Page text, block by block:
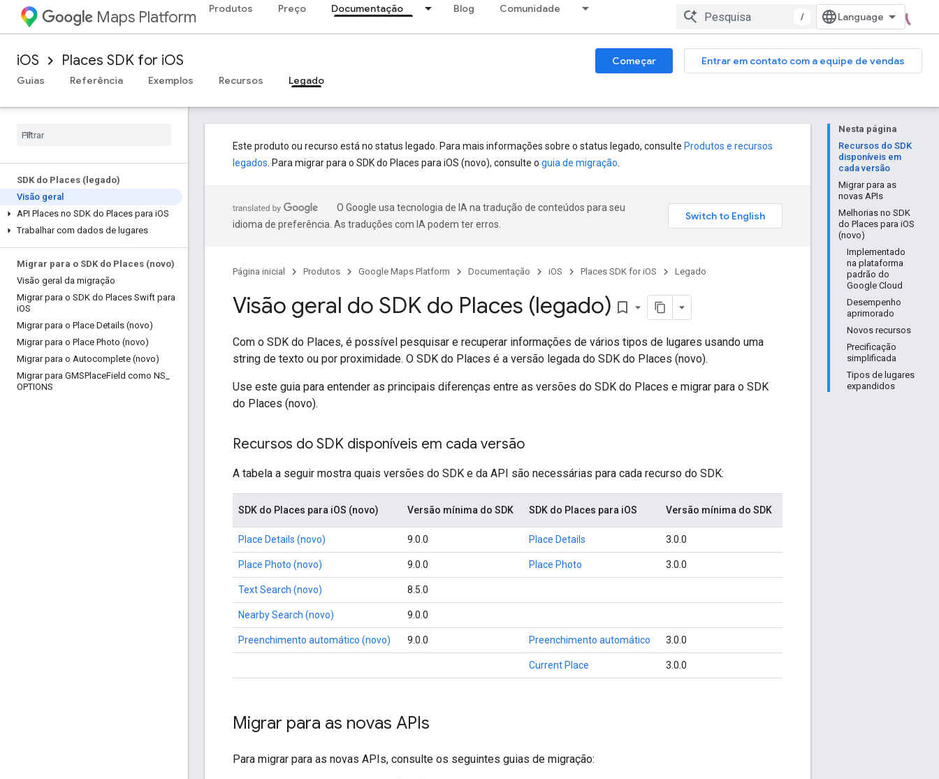
Maps Platform Produtos Preço Documentação Blog Comunidade
/
iOS Places SDK for iOS Começar
Entrar em contato com a equipe de vendas
Guias
Referência Exemplos Recursos Legado
SDK do Places (legado)
Visão geral
API Places no SDK do Places para iOS
Trabalhar com dados de lugares
Migrar para o SDK do Places (novo)
Visão geral da migração
Migrar para o SDK do Places Swift para
iOS
Migrar para o Place Details (novo)
Migrar para o Place Photo (novo)
Migrar para o Autocomplete (novo)
Migrar para GMSPlaceField como NS
OPTIONS
Nesta página
Recursos do SDK
disponíveis em
cada versão
Migrar para as
novas APIs
Melhorias no SDK
do Places para iOS
(novo)
Implementado
na plataforma
padrão do
Google Cloud
Desempenho
aprimorado
Novos recursos
Precificação
simplificada
Tipos de lugares
expandidos
Este produto ou recurso está no status legado. Para mais informações sobre o status legado, consulte Produtos e recursos
legados . Para migrar para o SDK do Places para iOS (novo), consulte o guia de migração
O Google usa tecnologia de IA na tradução de conteúdos para seu
idioma de preferência. As traduções com IA podem ter erros.
Página inicial Produtos Google Maps Platform Documentação iOS Places SDK for iOS Legado
Visão geral do SDK do Places (legado) bookmark_border
Com o SDK do Places, é possível pesquisar e recuperar informações de vários tipos de lugares usando uma
string de texto ou por proximidade. O SDK do Places é a versão legada do SDK do Places (novo).
Use este guia para entender as principais diferenças entre as versões do SDK do Places e migrar para o SDK
do Places (novo).
Recursos do SDK disponíveis em cada versão
A tabela a seguir mostra quais versões do SDK e da API são necessárias para cada recurso do SDK:
SDK do Places para iOS (novo) Versão mínima do SDK SDK do Places para iOS Versão mínima do SDK
Place Details (novo) 9.0.0 Place Details 3.0.0
Place Photo (novo) 9.0.0 Place Photo 3.0.0
Text Search (novo) 8.5.0
Nearby Search (novo) 9.0.0
Preenchimento automático (novo) 9.0.0 Preenchimento automático 3.0.0
Current Place 3.0.0
Migrar para as novas APIs
Para migrar para as novas APIs, consulte os seguintes guias de migração: